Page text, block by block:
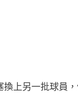
換上另一批球員